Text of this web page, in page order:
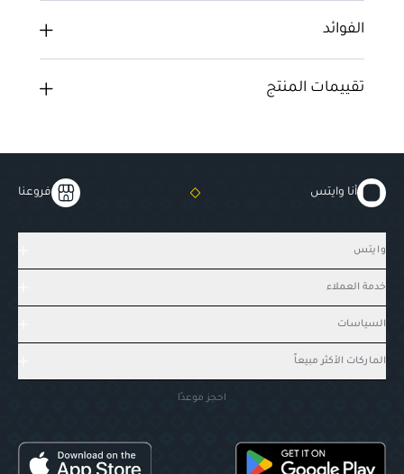
الفوائد
تقييمات المنتج
أنا وايتس فروعنا
وايتس
خدمة العملاء
السياسات
الماركات الأكثر مبيعاً
احجز موعدًا